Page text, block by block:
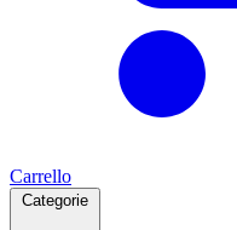
Carrello
Categorie